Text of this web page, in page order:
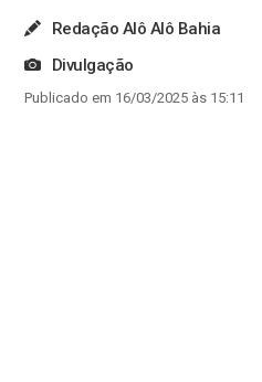
Redação Alô Alô Bahia
Divulgação
Publicado em 16/03/2025 às 15:11